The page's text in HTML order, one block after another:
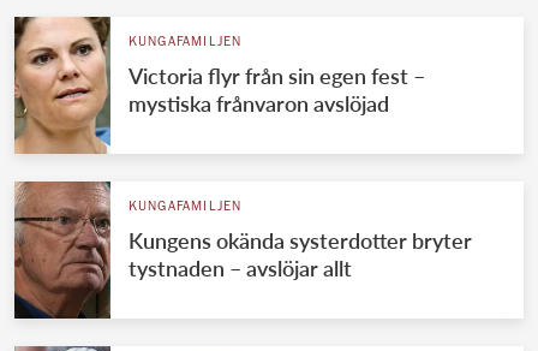
KUNGAFAMILJEN
Victoria flyr från sin egen fest –
mystiska frånvaron avslöjad
KUNGAFAMILJEN
Kungens okända systerdotter bryter
tystnaden – avslöjar allt